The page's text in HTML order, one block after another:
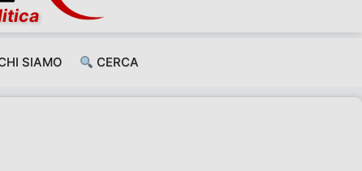
SIAMO CERCA